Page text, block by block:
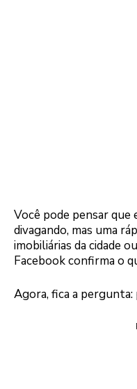
Você pode pensar
divagando, mas uma
imobiliárias da cidade
Facebook confirma o
Agora, fica a